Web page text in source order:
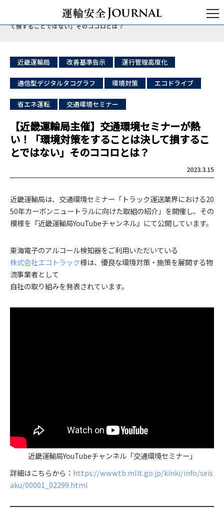
日本の運輸安全
バス/タクシー/トラック
【近畿運輸局主催】交通環境セミナーが熱い！「環境対策をすることは決し
て損することではない」そのココロとは？
近畿運輸局 改善基準告示 運行管理高度化
通信型デジタルタコグラフ 環境対策 エコドライブ
省エネ運転 交通環境セミナー
【近畿運輸局主催】交通環境セミナーが熱
い！「環境対策をすることは決して損するこ
とではない」そのココロとは？
2023.3.15
近畿運輸局は、交通環境セミナー「トラック運送業界における20
50年カーボンニュートラルに向けた取組の紹介」を開催し、その
模様を『近畿運輸局YouTubeチャンネル』にて公開しています。
東海電子のアルコール検知器をご利用いただいている
株式会社エコトラック様は、優良な環境対策・施策を展開する物
流事業者として
自社の取り組みを発表されています。
近畿運輸局YouTubeチャンネル「交通環境セミナー」
詳細はこちらから： https://wwwtb.mlit.go.jp/kinki/info/seis
aku/00001_02299.html